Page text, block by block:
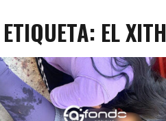
ETIQUETA: EL